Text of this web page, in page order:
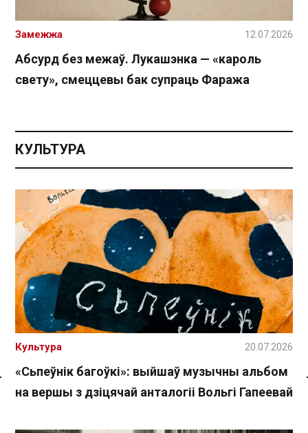
Спасылка без VPN
Абсурд без межаў. Лукашэнка — «кароль
свету», смеццевы бак супраць Фаража
Замежжа 12.07.2026
КУЛЬТУРА
«Сьпеўнік багоўкі»: выйшаў музычны альбом
на вершы з дзіцячай анталогіі Вольгі Гапеевай
Культура 20.07.2026